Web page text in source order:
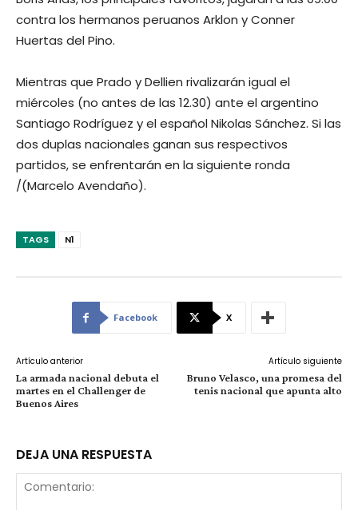
contra los hermanos peruanos Arklon y Conner
Huertas del Pino.
Mientras que Prado y Dellien rivalizarán igual el
miércoles (no antes de las 12.30) ante el argentino
Santiago Rodríguez y el español Nikolas Sánchez. Si las
dos duplas nacionales ganan sus respectivos
partidos, se enfrentarán en la siguiente ronda
/(Marcelo Avendaño).
TAGS N1
Facebook X
Artículo anterior
La armada nacional debuta el
martes en el Challenger de
Buenos Aires
Artículo siguiente
Bruno Velasco, una promesa del
tenis nacional que apunta alto
DEJA UNA RESPUESTA